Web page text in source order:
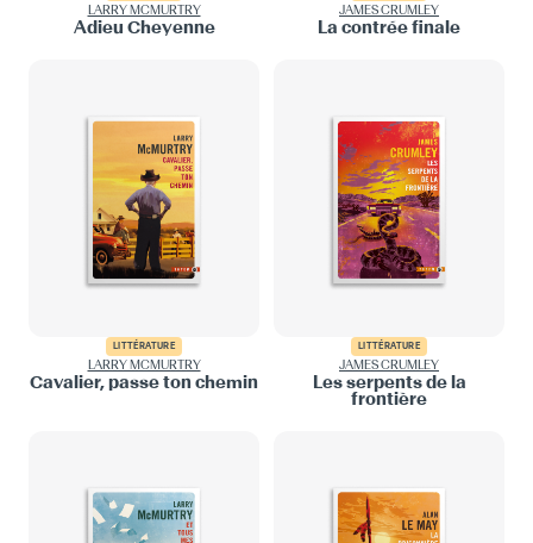
LARRY MCMURTRY
Adieu Cheyenne
JAMES CRUMLEY
La contrée finale
LITTÉRATURE
LARRY MCMURTRY
Cavalier, passe ton chemin
LITTÉRATURE
JAMES CRUMLEY
Les serpents de la
frontière